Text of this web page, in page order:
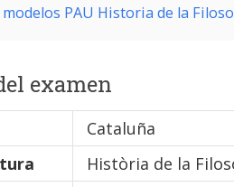
PAU Historia de la
examen
Cataluña
Història de la